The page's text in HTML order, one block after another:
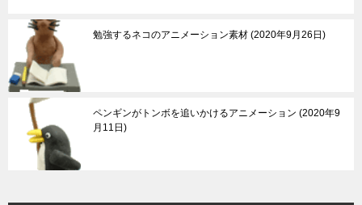
勉強するネコのアニメーション素材 2020年9月26日
ペンギンがトンボを追いかけるアニメーション 2020年9
月11日